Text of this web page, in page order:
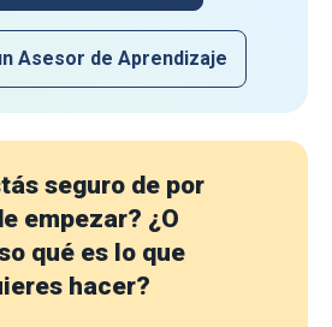
Asesor de Aprendizaje
seguro de por
empezar? ¿O
qué es lo que
hacer?